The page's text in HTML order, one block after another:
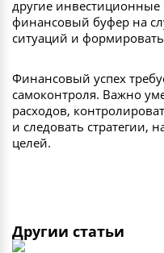
другие инвестиционные
финансовый буфер на
ситуаций и
Финансовый успех
самоконтроля. Важно
расходов,
и следовать стратегии,
целей.
Другии статьи